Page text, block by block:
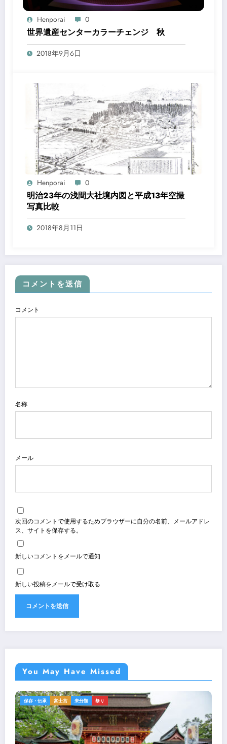
Henporai 0
世界遺産センターカラーチェンジ 秋
2018年9月6日
Henporai 0
明治23年の浅間大社境内図と平成13年空撮
写真比較
2018年8月11日
コメントを送信
コメント
名称
メール
次回のコメントで使用するためブラウザーに自分の名前、メールアドレ
ス、サイトを保存する。
新しいコメントをメールで通知
新しい投稿をメールで受け取る
You May Have Missed
保存・伝承 富士宮 未分類 祭り